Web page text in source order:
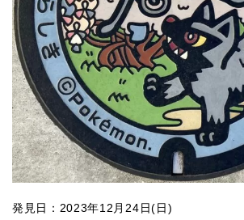
発見日：2023年12月24日(日)